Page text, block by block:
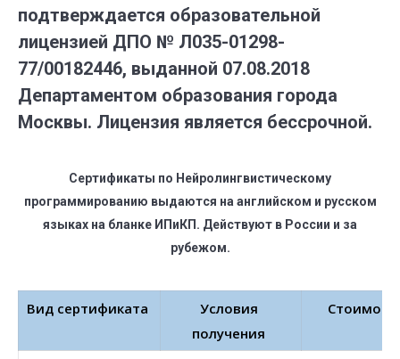
подтверждается образовательной
лицензией ДПО № Л035-01298-
77/00182446, выданной 07.08.2018
Департаментом образования города
Москвы. Лицензия является бессрочной.
Сертификаты по Нейролингвистическому
программированию выдаются на английском и русском
языках на бланке ИПиКП. Действуют в России и за
рубежом.
Вид сертификата
Условия
получения